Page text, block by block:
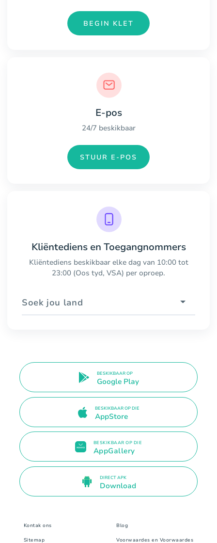
BEGIN KLET
E-pos
24/7 beskikbaar
STUUR E-POS
Kliëntediens en Toegangnommers
Kliëntediens beskikbaar elke dag van 10:00 tot
23:00 (Oos tyd, VSA) per oproep.
Soek jou land
BESKIKBAAR OP
Google Play
BESKIKBAAR OP DIE
AppStore
BESKIKBAAR OP DIE
AppGallery
DIRECT APK
Download
Kontak ons Blog
Sitemap Voorwaardes en Voorwaardes